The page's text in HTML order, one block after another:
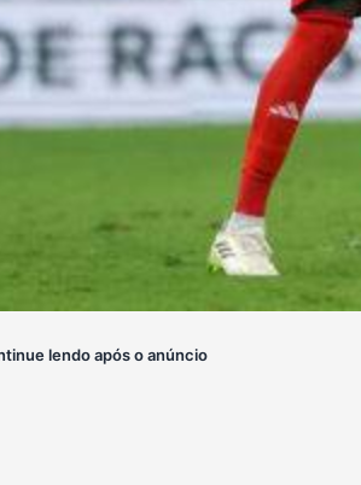
lendo após o anúncio